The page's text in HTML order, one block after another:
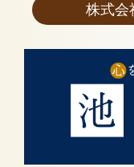
株式会